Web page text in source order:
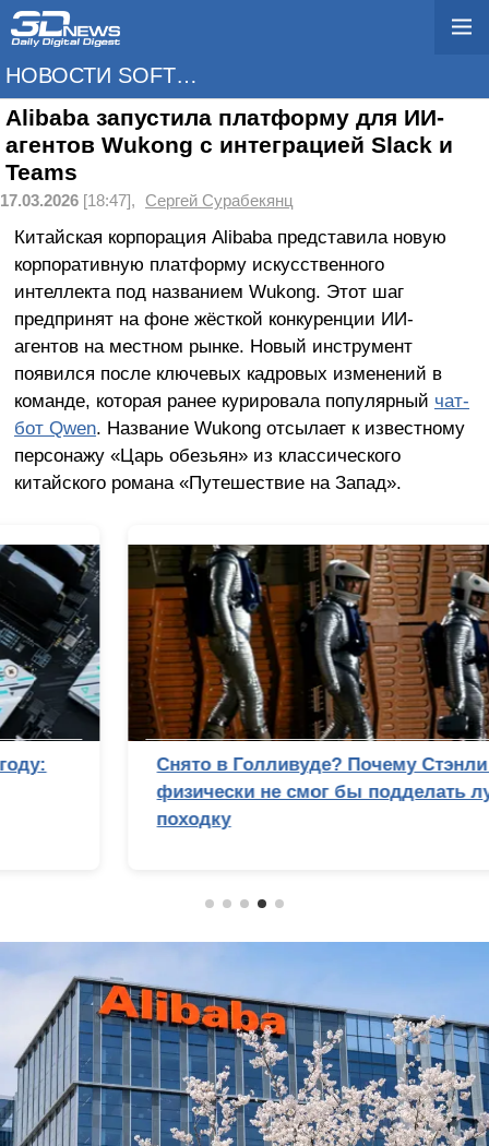
НОВОСТИ SOFTWARE
Alibaba запустила платформу для ИИ-
агентов Wukong с интеграцией Slack и
Teams
17.03.2026 [18:47], Сергей Сурабекянц
Китайская корпорация Alibaba представила новую
корпоративную платформу искусственного
интеллекта под названием Wukong. Этот шаг
предпринят на фоне жёсткой конкуренции ИИ-
агентов на местном рынке. Новый инструмент
появился после ключевых кадровых изменений в
команде, которая ранее курировала популярный чат-
бот Qwen. Название Wukong отсылает к известному
персонажу «Царь обезьян» из классического
китайского романа «Путешествие на Запад».
Снято в Голливуде? Почему Стэнли Кубрик
физически не смог бы подделать лунную